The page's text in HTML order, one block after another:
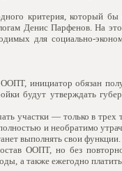
критерия, который бы
Денис Парфенов. На
для социально-
инициатор обязан
будут утверждать
участки — только в трех
и необратимо
выполнять свои функции.
ООПТ, но без
а также ежегодно